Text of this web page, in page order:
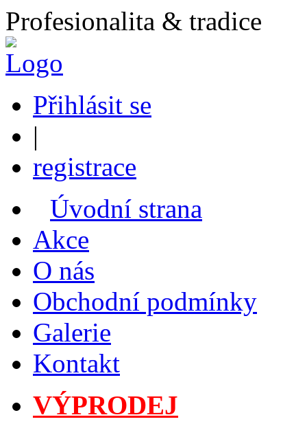
Profesionalita & tradice
Přihlásit se
|
registrace
Úvodní strana
Akce
O nás
Obchodní podmínky
Galerie
Kontakt
VÝPRODEJ